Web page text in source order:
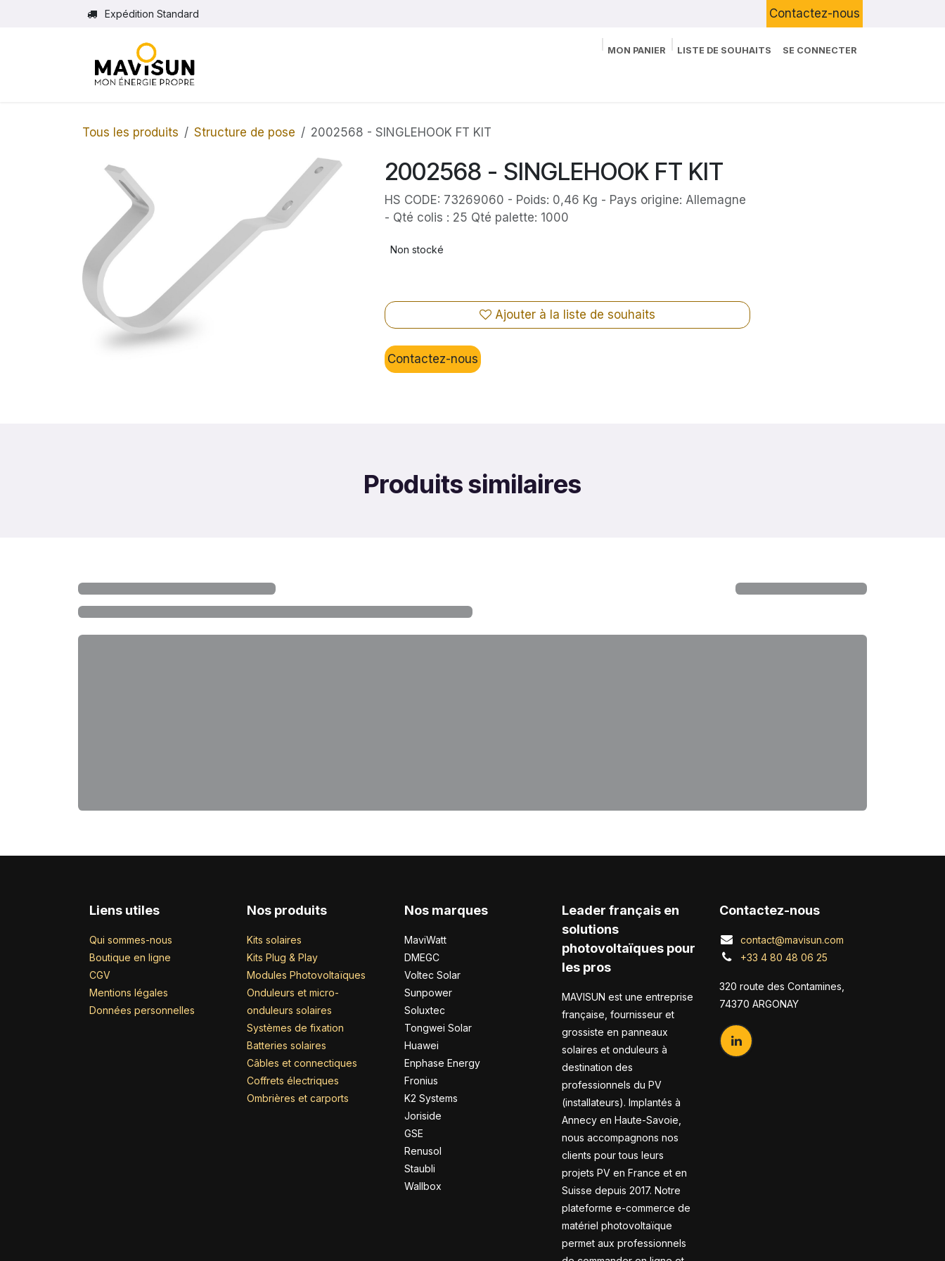
Se rendre au contenuExpédition Standard Contactez-nous
MON PANIER LISTE DE SOUHAITS SE CONNECTER
Tous les produits Structure de pose 2002568 - SINGLEHOOK FT KIT
2002568 - SINGLEHOOK FT KIT
HS CODE: 73269060 - Poids: 0,46 Kg - Pays origine: Allemagne
- Qté colis : 25 Qté palette: 1000
Non stocké
Ajouter à la liste de souhaits
Contactez-nous
Produits similaires
Liens utiles
Qui sommes-nous
Boutique en ligne
CGV
Mentions légales
Données personnelles
Nos produits
Kits solaires
Kits Plug & Play
Modules Photovoltaïques
Onduleurs et micro-
onduleurs solaires
Systèmes de fixation
Batteries solaires
Câbles et connectiques
Coffrets électriques
Ombrières et carports
Nos marques
MaviWatt
DMEGC
Voltec Solar
Sunpower
Soluxtec
Tongwei Solar
Huawei
Enphase Energy
Fronius
K2 Systems
Joriside
GSE
Renusol
Staubli
Wallbox
Leader français en
solutions
photovoltaïques pour
les pros
MAVISUN est une entreprise
française, fournisseur et
grossiste en panneaux
solaires et onduleurs à
destination des
professionnels du PV
(installateurs). Implantés à
Annecy en Haute-Savoie,
nous accompagnons nos
clients pour tous leurs
projets PV en France et en
Suisse depuis 2017. Notre
plateforme e-commerce de
matériel photovoltaïque
permet aux professionnels
Contactez-nous
contact@mavisun.com
+33 4 80 48 06 25
320 route des Contamines,
74370 ARGONAY